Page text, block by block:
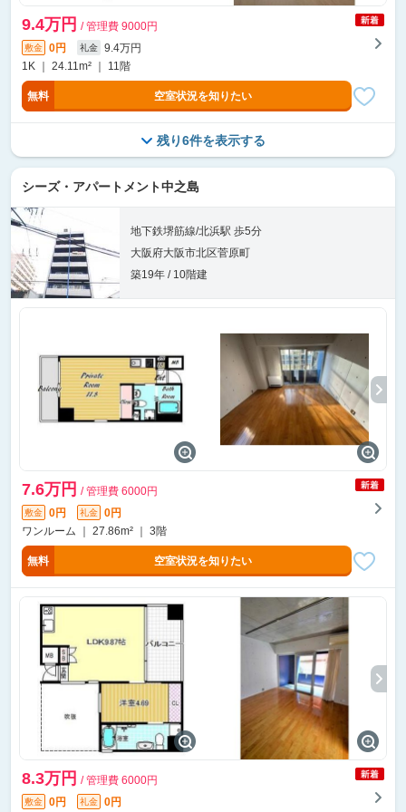
9.4万円 / 管理費 9000円
敷金 0円 礼金
9.4万円
1K ｜ 24.11m² ｜ 11階
無料 空室状況を知りたい
残り6件を表示する
シーズ・アパートメント中之島
地下鉄堺筋線/北浜駅 歩5分
大阪府大阪市北区菅原町
築19年 / 10階建
7.6万円 / 管理費 6000円
敷金 0円 礼金
0円
ワンルーム ｜ 27.86m² ｜ 3階
無料 空室状況を知りたい
8.3万円 / 管理費 6000円
敷金 0円 礼金 0円